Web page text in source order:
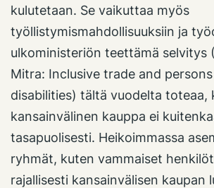
kulutetaan. Se vaikuttaa myös
työllistymismahdollisuuksiin ja
ulkoministeriön teettämä selvitys
Mitra: Inclusive trade and
disabilities) tältä vuodelta toteaa,
kansainvälinen kauppa ei
tasapuolisesti. Heikoimmassa
ryhmät, kuten vammaiset
rajallisesti kansainvälisen kaupan